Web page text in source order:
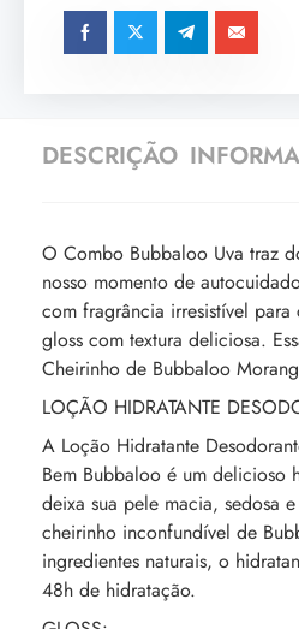
DESCRIÇÃO
O Combo Bubbaloo Uva traz
nosso momento de
com fragrância irresistível
gloss com textura deliciosa.
Cheirinho de Bubbaloo
LOÇÃO HIDRATANTE
A Loção Hidratante
Bem Bubbaloo é um delicioso
deixa sua pele macia, sedosa
cheirinho inconfundível de
ingredientes naturais, o
48h de hidratação.